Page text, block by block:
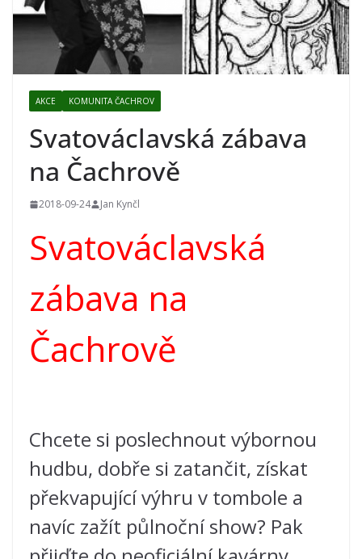
AKCE KOMUNITA ČACHROV
Svatováclavská zábava
na Čachrově
2018-09-24 Jan Kynčl
Svatováclavská
zábava na
Čachrově
Chcete si poslechnout výbornou
hudbu, dobře si zatančit, získat
překvapující výhru v tombole a
navíc zažít půlnoční show? Pak